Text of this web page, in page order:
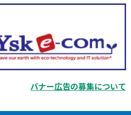
バナー広告の募集について